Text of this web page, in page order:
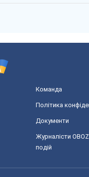
Команда
Політика
Документи
Журналісти
подій